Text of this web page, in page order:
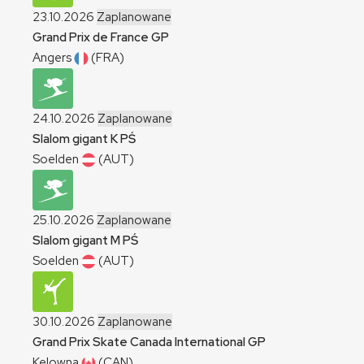
23.10.2026 Zaplanowane
Grand Prix de France GP
Angers
(FRA)
24.10.2026 Zaplanowane
Slalom gigant KPŚ
Soelden
(AUT)
25.10.2026 Zaplanowane
Slalom gigant MPŚ
Soelden
(AUT)
30.10.2026 Zaplanowane
Grand Prix Skate Canada InternationalGP